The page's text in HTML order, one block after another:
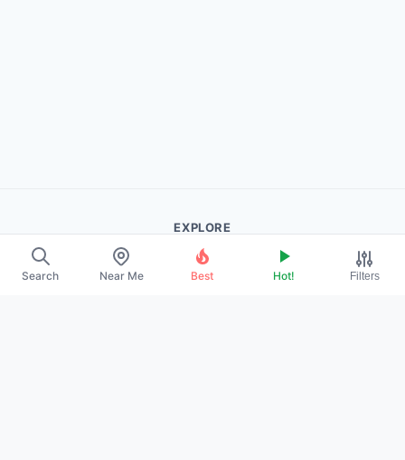
Search Near Me Best Hot! Filters
EXPLORE
About Us